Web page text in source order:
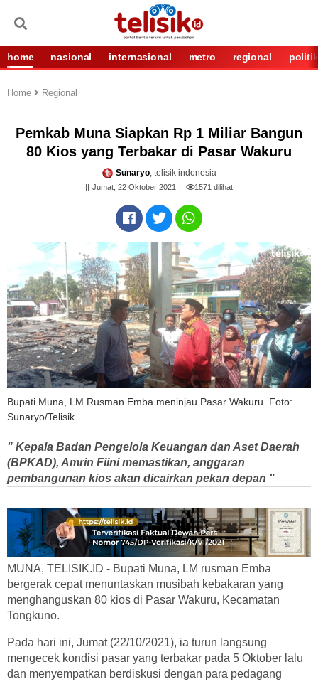
home nasional internasional metro regional politik
Home Regional
Pemkab Muna Siapkan Rp 1 Miliar Bangun
80 Kios yang Terbakar di Pasar Wakuru
Sunaryo, telisik indonesia
Jumat, 22 Oktober 2021 1571 dilihat
Bupati Muna, LM Rusman Emba meninjau Pasar Wakuru. Foto:
Sunaryo/Telisik
" Kepala Badan Pengelola Keuangan dan Aset Daerah
(BPKAD), Amrin Fiini memastikan, anggaran
pembangunan kios akan dicairkan pekan depan "
MUNA, TELISIK.ID - Bupati Muna, LM rusman Emba
bergerak cepat menuntaskan musibah kebakaran yang
menghanguskan 80 kios di Pasar Wakuru, Kecamatan
Tongkuno.
Pada hari ini, Jumat (22/10/2021), ia turun langsung
mengecek kondisi pasar yang terbakar pada 5 Oktober lalu
dan menyempatkan berdiskusi dengan para pedagang